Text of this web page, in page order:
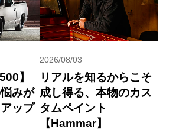
】
みが
ップ
2026/08/03
リアルを知るからこそ
成し得る、本物のカス
タムペイント
【Hammar】